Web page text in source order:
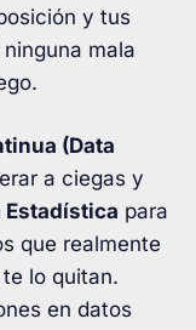
y tus
mala
.
(Data
a ciegas y
Estadística para
que realmente
lo quitan.
en datos